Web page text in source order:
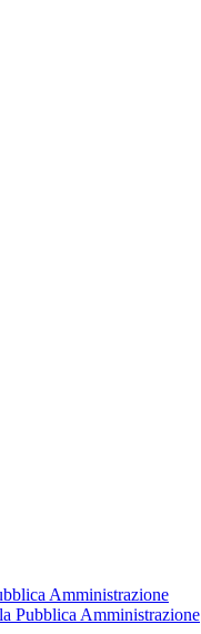
Amministrazione
Pubblica Amministrazione